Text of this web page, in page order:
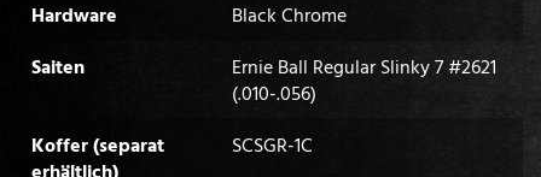
Hardware
Black Chrome
Saiten
Ernie Ball Regular Slinky 7 #2621
(.010-.056)
Koffer (separat
SCSGR-1C